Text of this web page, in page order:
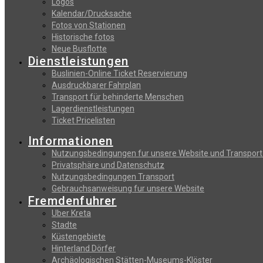
Kalendar/Drucksache
Fotos von Stationen
Historische fotos
Neue Busflotte
Dienstleistungen
Buslinien-Online Ticket Reservierung
Αusdruckbarer Fahrplan
Transport für behinderte Menschen
Lagerdienstleistungen
Ticket Pricelisten
Informationen
Nutzungsbedingungen fur unsere Website und
Privatsphäre und Datenschutz
Nutzungsbedingungen Transport
Gebrauchsanweisung fur unsere Website
Fremdenfuhrer
Uber Kreta
Stadte
Küstengebiete
Hinterland Dörfer
Archäologischen Stätten-Museums-Klöster